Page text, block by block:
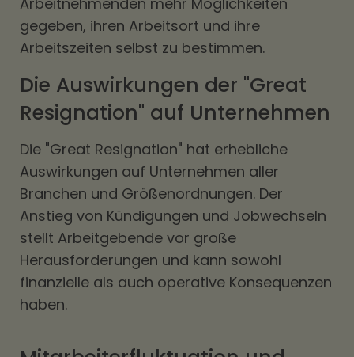
gegeben, ihren Arbeitsort und ihre
Arbeitszeiten selbst zu bestimmen.
Die Auswirkungen der "Great
Resignation" auf Unternehmen
Die "Great Resignation" hat erhebliche
Auswirkungen auf Unternehmen aller
Branchen und Größenordnungen. Der
Anstieg von Kündigungen und Jobwechseln
stellt Arbeitgebende vor große
Herausforderungen und kann sowohl
finanzielle als auch operative Konsequenzen
haben.